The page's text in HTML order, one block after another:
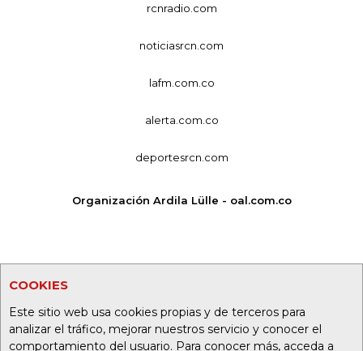
COOKIES
Este sitio web usa cookies propias y de terceros para
analizar el tráfico, mejorar nuestros servicio y conocer el
comportamiento del usuario. Para conocer más, acceda a
rcnradio.com
noticiasrcn.com
lafm.com.co
alerta.com.co
deportesrcn.com
Organización Ardila Lülle - oal.com.co